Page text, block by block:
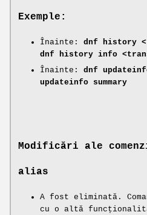
Exemple:
Înainte: dnf history
dnf history info
Înainte: dnf
updateinfo summary
Modificări ale
alias
A fost eliminată.
cu o altă